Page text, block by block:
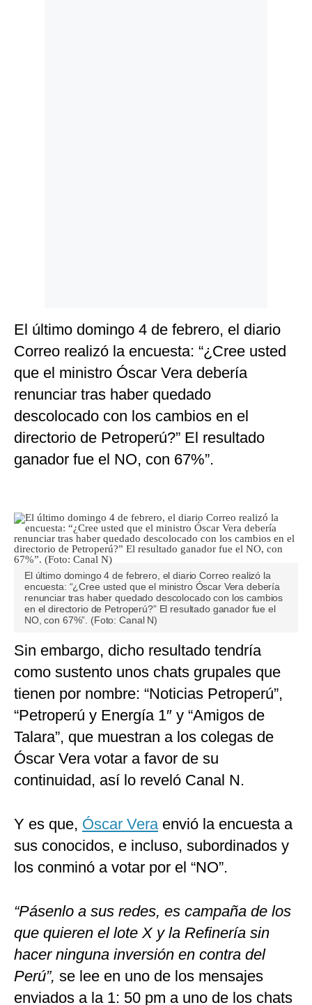
El último domingo 4 de febrero, el diario
Correo realizó la encuesta: “¿Cree usted
que el ministro Óscar Vera debería
renunciar tras haber quedado
descolocado con los cambios en el
directorio de Petroperú?” El resultado
ganador fue el NO, con 67%”.
El último domingo 4 de febrero, el diario Correo realizó la
encuesta: “¿Cree usted que el ministro Óscar Vera debería
renunciar tras haber quedado descolocado con los cambios
en el directorio de Petroperú?” El resultado ganador fue el
NO, con 67%”. (Foto: Canal N)
Sin embargo, dicho resultado tendría
como sustento unos chats grupales que
tienen por nombre: “Noticias Petroperú”,
“Petroperú y Energía 1″ y “Amigos de
Talara”, que muestran a los colegas de
Óscar Vera votar a favor de su
continuidad, así lo reveló Canal N.
Y es que, Óscar Veraenvió la encuesta a
sus conocidos, e incluso, subordinados y
los conminó a votar por el “NO”.
“Pásenlo a sus redes, es campaña de los
que quieren el lote X y la Refinería sin
hacer ninguna inversión en contra del
Perú”, se lee en uno de los mensajes
enviados a la 1: 50 pm a uno de los chats